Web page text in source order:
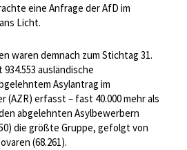
eine Anfrage der AfD im
Licht.
waren demnach zum Stichtag 31.
ausländische
Asylantrag im
(AZR) erfasst – fast 40.000 mehr als
abgelehnten Asylbewerbern
die größte Gruppe, gefolgt von
(68.261).